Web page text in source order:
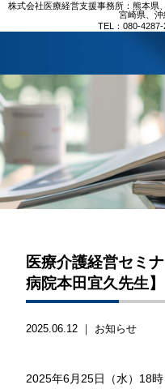
株式会社医療経営支援事務所：熊本県
宮崎県、沖
TEL：080-4287-
医療介護経営セミ
病院本田宜久先生】
2025.06.12 ｜ お知らせ
2025年6月25日（水）18